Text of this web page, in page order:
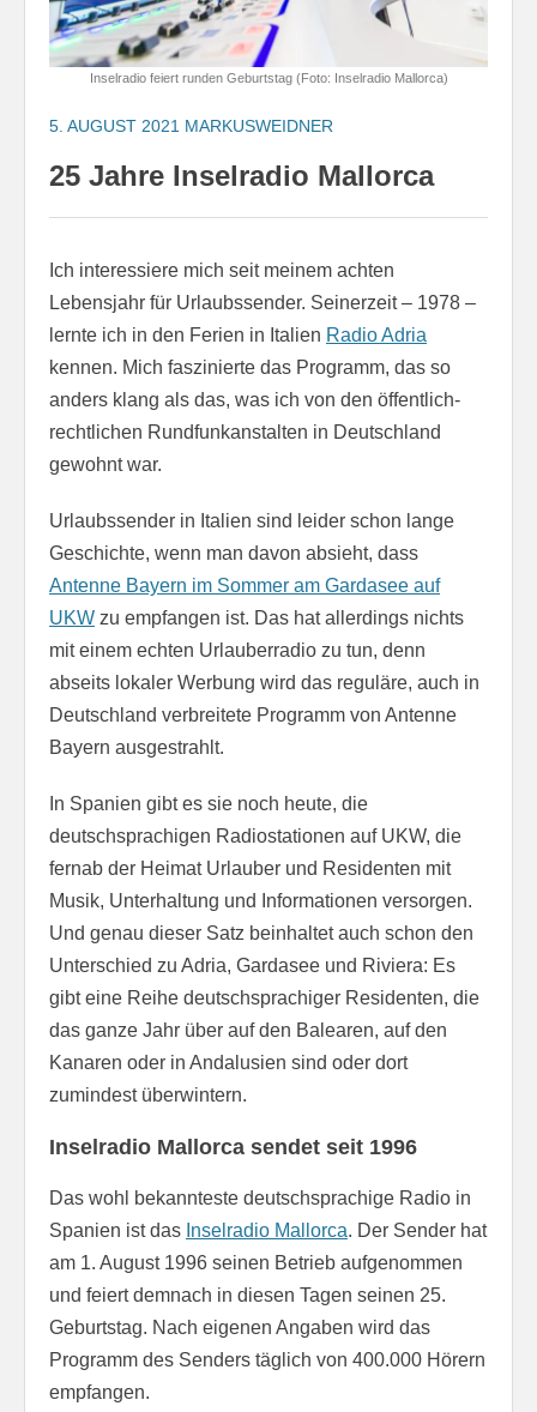
Inselradio feiert runden Geburtstag (Foto: Inselradio Mallorca)
5. AUGUST 2021 MARKUSWEIDNER
25 Jahre Inselradio Mallorca
Ich interessiere mich seit meinem achten
Lebensjahr für Urlaubssender. Seinerzeit – 1978 –
lernte ich in den Ferien in Italien Radio Adria
kennen. Mich faszinierte das Programm, das so
anders klang als das, was ich von den öffentlich-
rechtlichen Rundfunkanstalten in Deutschland
gewohnt war.
Urlaubssender in Italien sind leider schon lange
Geschichte, wenn man davon absieht, dass
Antenne Bayern im Sommer am Gardasee auf
UKW zu empfangen ist. Das hat allerdings nichts
mit einem echten Urlauberradio zu tun, denn
abseits lokaler Werbung wird das reguläre, auch in
Deutschland verbreitete Programm von Antenne
Bayern ausgestrahlt.
In Spanien gibt es sie noch heute, die
deutschsprachigen Radiostationen auf UKW, die
fernab der Heimat Urlauber und Residenten mit
Musik, Unterhaltung und Informationen versorgen.
Und genau dieser Satz beinhaltet auch schon den
Unterschied zu Adria, Gardasee und Riviera: Es
gibt eine Reihe deutschsprachiger Residenten, die
das ganze Jahr über auf den Balearen, auf den
Kanaren oder in Andalusien sind oder dort
zumindest überwintern.
Inselradio Mallorca sendet seit 1996
Das wohl bekannteste deutschsprachige Radio in
Spanien ist das Inselradio Mallorca. Der Sender hat
am 1. August 1996 seinen Betrieb aufgenommen
und feiert demnach in diesen Tagen seinen 25.
Geburtstag. Nach eigenen Angaben wird das
Programm des Senders täglich von 400.000 Hörern
empfangen.